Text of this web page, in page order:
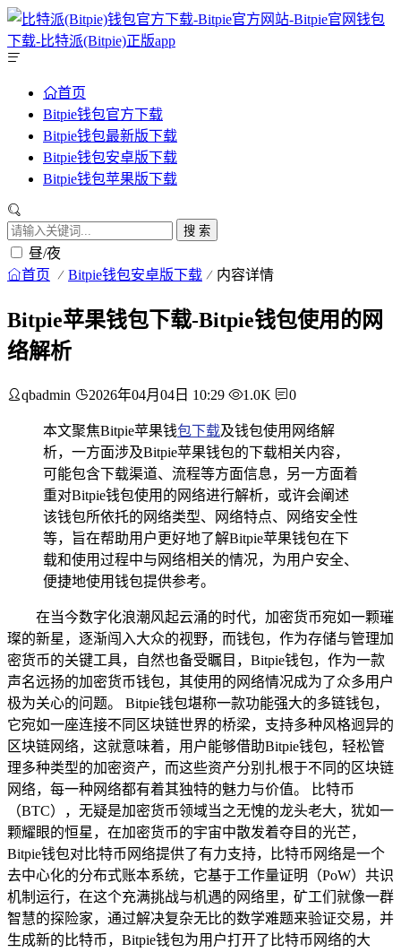
首页
Bitpie钱包官方下载
Bitpie钱包最新版下载
Bitpie钱包安卓版下载
Bitpie钱包苹果版下载
搜 索
昼/夜
首页 Bitpie钱包安卓版下载 内容详情
Bitpie苹果钱包下载-Bitpie钱包使用的网
络解析
qbadmin 2026年04月04日 10:29 1.0K 0
本文聚焦Bitpie苹果钱包下载及钱包使用网络解
析，一方面涉及Bitpie苹果钱包的下载相关内容，
可能包含下载渠道、流程等方面信息，另一方面着
重对Bitpie钱包使用的网络进行解析，或许会阐述
该钱包所依托的网络类型、网络特点、网络安全性
等，旨在帮助用户更好地了解Bitpie苹果钱包在下
载和使用过程中与网络相关的情况，为用户安全、
便捷地使用钱包提供参考。
在当今数字化浪潮风起云涌的时代，加密货币宛如一颗璀
璨的新星，逐渐闯入大众的视野，而钱包，作为存储与管理加
密货币的关键工具，自然也备受瞩目，Bitpie钱包，作为一款
声名远扬的加密货币钱包，其使用的网络情况成为了众多用户
极为关心的问题。 Bitpie钱包堪称一款功能强大的多链钱包，
它宛如一座连接不同区块链世界的桥梁，支持多种风格迥异的
区块链网络，这就意味着，用户能够借助Bitpie钱包，轻松管
理多种类型的加密资产，而这些资产分别扎根于不同的区块链
网络，每一种网络都有着其独特的魅力与价值。 比特币
（BTC），无疑是加密货币领域当之无愧的龙头老大，犹如一
颗耀眼的恒星，在加密货币的宇宙中散发着夺目的光芒，
Bitpie钱包对比特币网络提供了有力支持，比特币网络是一个
去中心化的分布式账本系统，它基于工作量证明（PoW）共识
机制运行，在这个充满挑战与机遇的网络里，矿工们就像一群
智慧的探险家，通过解决复杂无比的数学难题来验证交易，并
生成新的比特币，Bitpie钱包为用户打开了比特币网络的大